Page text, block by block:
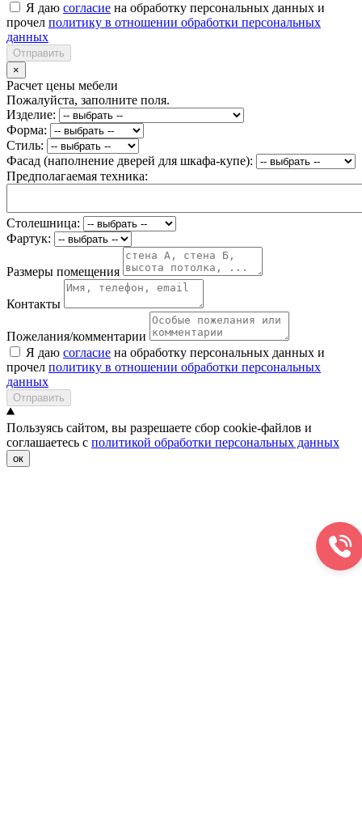
Я даю согласие на обработку персональных данных и
прочел политику в отношении обработки персональных
данных
Отправить
×
Расчет цены мебели
Пожалуйста, заполните поля.
Изделие:
Форма:
Стиль:
Фасад (наполнение дверей для шкафа-купе):
Предполагаемая техника:
Столешница:
Фартук:
Размеры помещения
Контакты
Пожелания/комментарии
Я даю согласие на обработку персональных данных и
прочел политику в отношении обработки персональных
данных
Отправить
Пользуясь сайтом, вы разрешаете сбор cookie-файлов и
соглашаетесь с политикой обработки персональных данных
ок